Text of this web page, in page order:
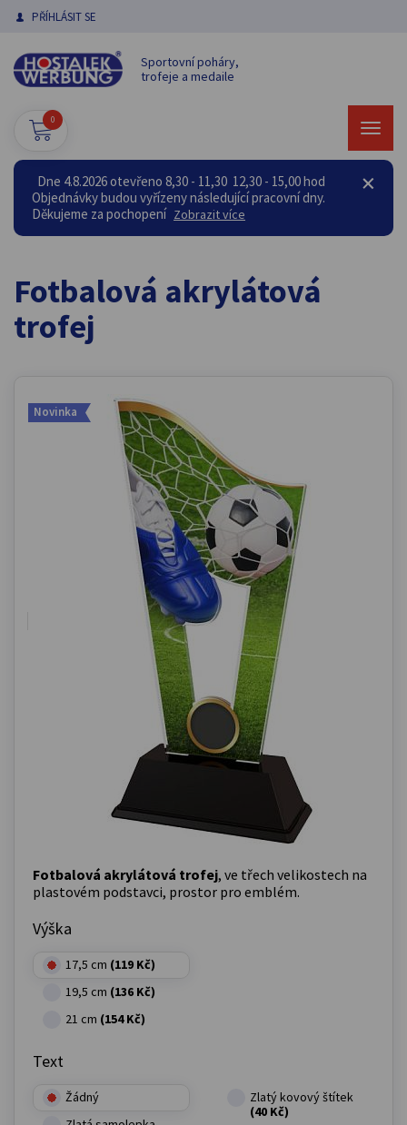
PŘÍHLÁSIT SE
Sportovní poháry,
trofeje a medaile
0
Dne 4.8.2026 otevřeno 8,30 - 11,30 12,30 - 15,00 hod
Objednávky budou vyřízeny následující pracovní dny.
Děkujeme za pochopení Zobrazit více
Fotbalová akrylátová
trofej
Novinka
Fotbalová akrylátová trofej, ve třech velikostech na
plastovém podstavci, prostor pro emblém.
Výška
17,5 cm (119 Kč)
19,5 cm (136 Kč)
21 cm (154 Kč)
Text
Žádný
Zlatý kovový štítek
(40 Kč)